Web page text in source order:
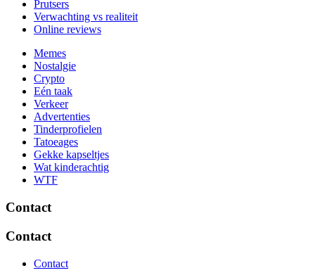
Prutsers
Verwachting vs realiteit
Online reviews
Memes
Nostalgie
Crypto
Eén taak
Verkeer
Advertenties
Tinderprofielen
Tatoeages
Gekke kapseltjes
Wat kinderachtig
WTF
Contact
Contact
Contact